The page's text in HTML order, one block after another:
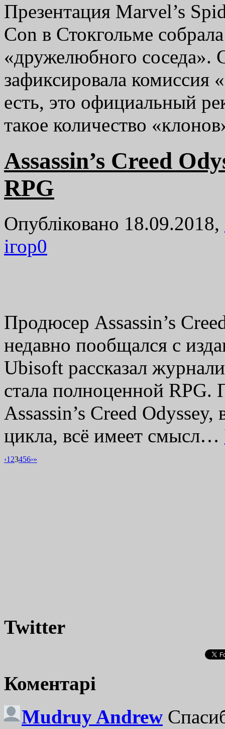
Презентация Marvel’s
Con в Стокгольме
«дружелюбного
зафиксировала комиссия
есть, это официальный
такое количество
Assassin’s Creed
RPG
Опубліковано 18.09.2018,
ігор0
Продюсер Assassin’s
недавно пообщался с
Ubisoft рассказал
стала полноценной RPG.
Assassin’s Creed
цикла, всё имеет смысл…
‹1 23456›»
Twitter
Коментарі
Mudruy Andrew